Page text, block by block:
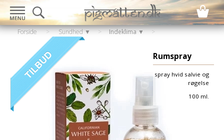
Forside > Sundhed ▼ > Indeklima ▼
Rumspray
spray hvid salvie og
røgelse
100 ml.